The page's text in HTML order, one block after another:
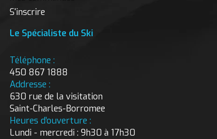
S'inscrire
Le Spécialiste du Ski
Téléphone :
450 867 1888
Addresse :
630 rue de la visitation
Saint-Charles-Borromee
Heures d’ouverture :
Lundi - mercredi : 9h30 à 17h30